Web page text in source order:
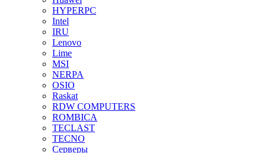
HYPERPC
Intel
IRU
Lenovo
Lime
MSI
NERPA
OSIO
Raskat
RDW COMPUTERS
ROMBICA
TECLAST
TECNO
Серверы